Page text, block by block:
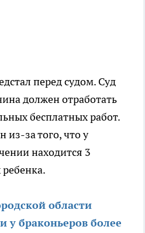
перед судом. Суд
должен отработать
бесплатных работ.
из-за того, что у
находится 3
области
у браконьеров более